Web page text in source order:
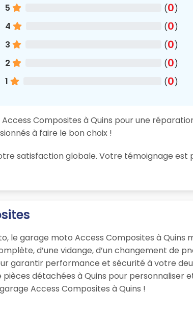
5 (0)
4
(0)
3
(0)
2
(0)
1
(0)
Composites à Quins pour une
à faire le bon choix !
satisfaction globale. Votre témoignage
le garage moto Access Composites à Quins
d’une vidange, d’un changement de
garantir performance et sécurité à votre
détachées à Quins pour
Access Composites à Quins !